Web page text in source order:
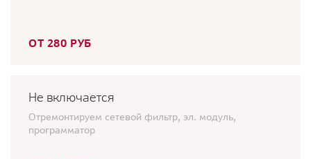
ОТ 280 РУБ
Не включается
Отремонтируем сетевой фильтр, эл. модуль,
программатор